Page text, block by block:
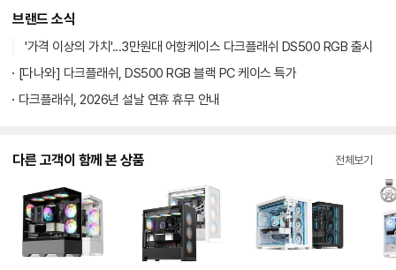
브랜드 소식
'가격 이상의 가치'...3만원대 어항케이스 다크플래쉬 DS500 RGB 출시
[다나와] 다크플래쉬, DS500 RGB 블랙 PC 케이스 특가
다크플래쉬, 2026년 설날 연휴 휴무 안내
다른 고객이 함께 본 상품 전체보기